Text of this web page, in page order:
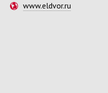
www.eldvor.ru